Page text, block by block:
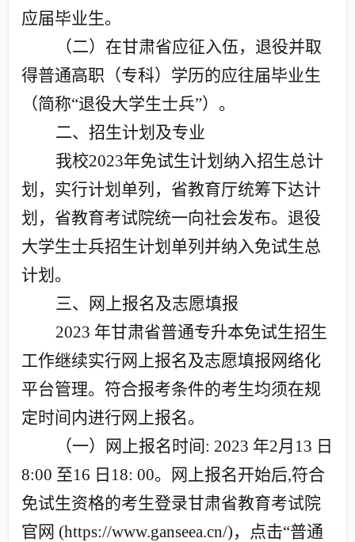
应届毕业生。
（二）在甘肃省应征入伍，退役并取
得普通高职（专科）学历的应往届毕业生
（简称“退役大学生士兵”）。
二、招生计划及专业
我校2023年免试生计划纳入招生总计
划，实行计划单列，省教育厅统筹下达计
划，省教育考试院统一向社会发布。退役
大学生士兵招生计划单列并纳入免试生总
计划。
三、网上报名及志愿填报
2023 年甘肃省普通专升本免试生招生
工作继续实行网上报名及志愿填报网络化
平台管理。符合报考条件的考生均须在规
定时间内进行网上报名。
（一）网上报名时间: 2023 年2月 13 日
8:00 至16 日 18: 00。网上报名开始后,符合
免试生资格的考生登录甘肃省教育考试院
官网 (https://www.ganseea.cn/)，点击“普通